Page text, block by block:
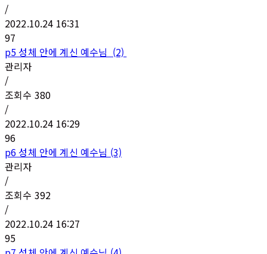
/
2022.10.24 16:31
97
p5 성체 안에 계신 예수님 (2)
관리자
/
조회수 380
/
2022.10.24 16:29
96
p6 성체 안에 계신 예수님 (3)
관리자
/
조회수 392
/
2022.10.24 16:27
95